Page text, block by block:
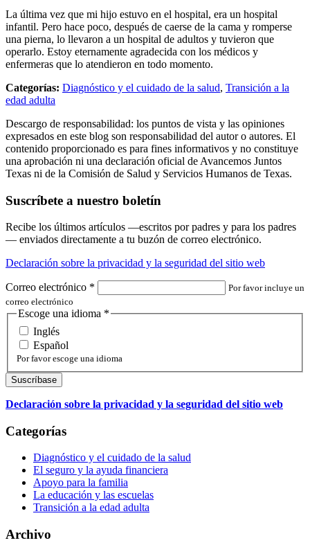
La última vez que mi hijo estuvo en el hospital, era un hospital
infantil. Pero hace poco, después de caerse de la cama y romperse
una pierna, lo llevaron a un hospital de adultos y tuvieron que
operarlo. Estoy eternamente agradecida con los médicos y
enfermeras que lo atendieron en todo momento.
Categorías: Diagnóstico y el cuidado de la salud, Transición a la
edad adulta
Descargo de responsabilidad: los puntos de vista y las opiniones
expresados en este blog son responsabilidad del autor o autores. El
contenido proporcionado es para fines informativos y no constituye
una aprobación ni una declaración oficial de Avancemos Juntos
Texas ni de la Comisión de Salud y Servicios Humanos de Texas.
Suscríbete a nuestro boletín
Recibe los últimos artículos —escritos por padres y para los padres
— enviados directamente a tu buzón de correo electrónico.
Declaración sobre la privacidad y la seguridad del sitio web
Correo electrónico *
Por favor incluye un
correo electrónico
Escoge una idioma *
Inglés
Español
Por favor escoge una idioma
Declaración sobre la privacidad y la seguridad del sitio web
Categorías
Diagnóstico y el cuidado de la salud
El seguro y la ayuda financiera
Apoyo para la familia
La educación y las escuelas
Transición a la edad adulta
Archivo